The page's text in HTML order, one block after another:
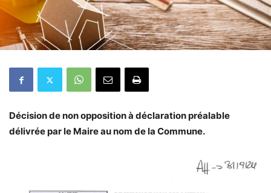
Décision de non opposition à déclaration préalable
délivrée par le Maire au nom de la Commune.